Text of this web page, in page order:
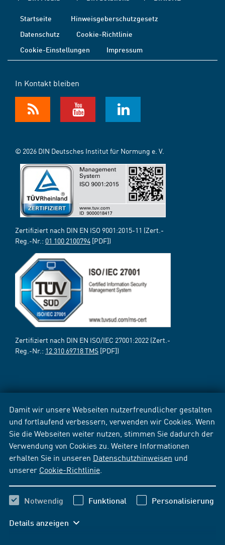
Damit wir unsere Webseiten nutzerfreundlicher gestalten
und fortlaufend verbessern, verwenden wir Cookies. Wenn
Sie die Webseiten weiter nutzen, stimmen Sie dadurch der
Verwendung von Cookies zu. Weitere Informationen
erhalten Sie in unseren Datenschutzhinweisen und
unserer Cookie-Richtlinie
Notwendig Funktional Personalisierung
Details anzeigen
Startseite
Hinweisgeberschutzgesetz
Datenschutz
Cookie-Richtlinie
Cookie-Einstellungen
Impressum
In Kontakt bleiben
© 2026 DIN Deutsches Institut für Normung e. V.
Zertifiziert nach DIN EN ISO 9001:2015-11 (Zert.-
Reg.-Nr.: 01 100 2100794 [PDF])
Zertifiziert nach DIN EN ISO/IEC 27001:2022 (Zert.-
Reg.-Nr.: 12 310 69718 TMS [PDF])